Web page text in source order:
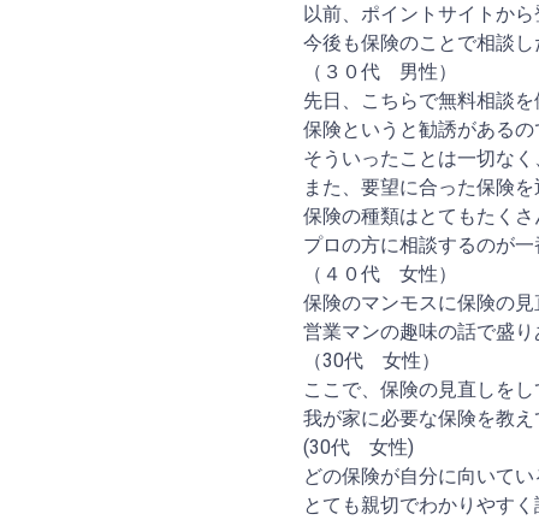
以前、ポイントサイトか
今後も保険のことで相談
（３０代 男性）
先日、こちらで無料相談
保険というと勧誘がある
そういったことは一切な
また、要望に合った保険
保険の種類はとてもたく
プロの方に相談するのが
（４０代 女性）
保険のマンモスに保険の
営業マンの趣味の話で盛
（30代 女性）
ここで、保険の見直しを
我が家に必要な保険を教
(30代 女性)
どの保険が自分に向いて
とても親切でわかりやす